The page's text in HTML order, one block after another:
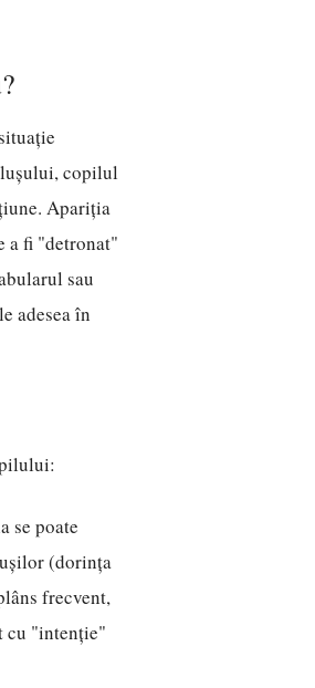
copilul
Apariția
a fi "detronat"
sau
adesea în
se poate
(dorința
frecvent,
cu "intenție"